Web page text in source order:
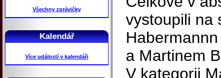
Všechny zprávičky
Kalendář
Více událostí v kalendáři
vystoupili na
a Martinem
V kategorii